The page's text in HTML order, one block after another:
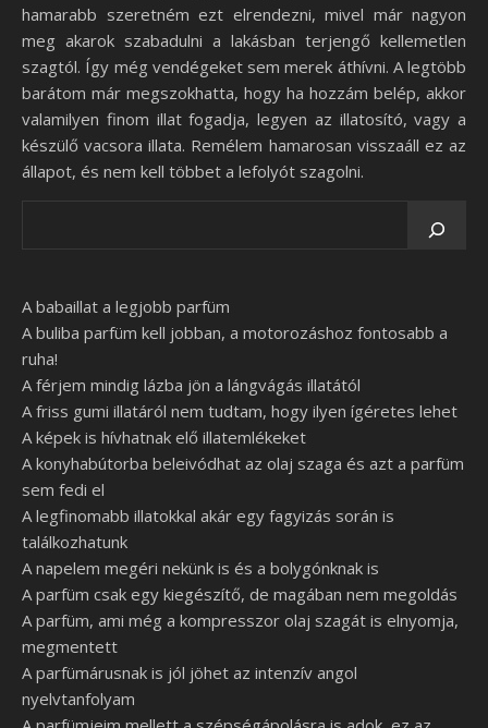
hamarabb szeretném ezt elrendezni, mivel már nagyon
meg akarok szabadulni a lakásban terjengő kellemetlen
szagtól. Így még vendégeket sem merek áthívni. A legtöbb
barátom már megszokhatta, hogy ha hozzám belép, akkor
valamilyen finom illat fogadja, legyen az illatosító, vagy a
készülő vacsora illata. Remélem hamarosan visszaáll ez az
állapot, és nem kell többet a lefolyót szagolni.
A babaillat a legjobb parfüm
A buliba parfüm kell jobban, a motorozáshoz fontosabb a
ruha!
A férjem mindig lázba jön a lángvágás illatától
A friss gumi illatáról nem tudtam, hogy ilyen ígéretes lehet
A képek is hívhatnak elő illatemlékeket
A konyhabútorba beleivódhat az olaj szaga és azt a parfüm
sem fedi el
A legfinomabb illatokkal akár egy fagyizás során is
találkozhatunk
A napelem megéri nekünk is és a bolygónknak is
A parfüm csak egy kiegészítő, de magában nem megoldás
A parfüm, ami még a kompresszor olaj szagát is elnyomja,
megmentett
A parfümárusnak is jól jöhet az intenzív angol
nyelvtanfolyam